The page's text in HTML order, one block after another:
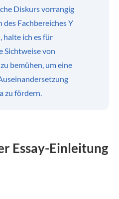
Diskurs vorrangig
Fachbereiches Y
halte ich es für
Sichtweise von
bemühen, um eine
zu fördern.
Essay-Einleitung